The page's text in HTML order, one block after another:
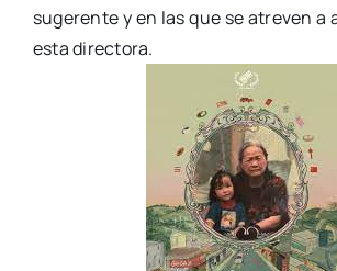
sugerente y en las que se atreven a
esta directora.